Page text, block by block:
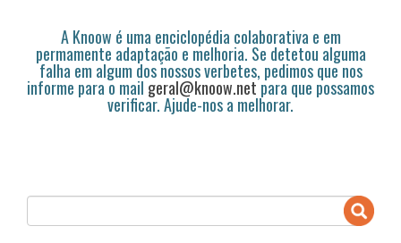
A Knoow é uma enciclopédia colaborativa e em
permamente adaptação e melhoria. Se detetou alguma
falha em algum dos nossos verbetes, pedimos que nos
informe para o mail geral@knoow.netpara que possamos
verificar. Ajude-nos a melhorar.